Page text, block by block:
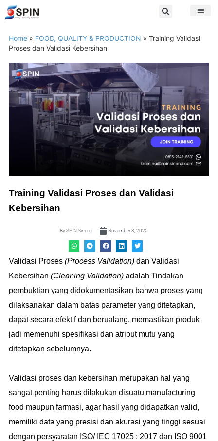
Home » FOOD, QUALITY & PRODUCTION » Training Validasi
Proses dan Validasi Kebersihan
Training Validasi Proses dan Validasi
Kebersihan
BySPIN Sinergi November 3, 2025
Validasi Proses (Process Validation) dan Validasi
Kebersihan (Cleaning Validation) adalah Tindakan
pembuktian yang didokumentasikan bahwa proses yang
dilaksanakan dalam batas parameter yang ditetapkan,
dapat secara efektif dan berualang, memastikan produk
jadi memenuhi spesifikasi dan atribut mutu yang
ditetapkan sebelumnya.
Validasi proses dan kebersihan merupakan hal yang
sangat penting harus dilakukan disuatu manufacturing
food maupun farmasi, agar hasil yang didapatkan valid,
memiliki data yang presisi dan akurasi yang tinggi sesuai
dengan persyaratan ISO/ IEC 17025 : 2017 dan ISO 9001